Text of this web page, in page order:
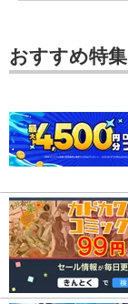
おすすめ特集